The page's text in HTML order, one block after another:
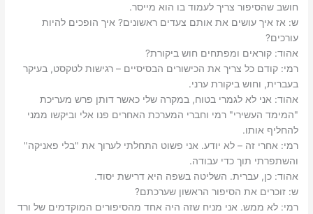
חושב שהסיפור צריך לעמוד בו הוא מייסר.‬
ש: ‫אז איך עושים את אותם צעדים ראשונים? איך הופכים להיות
עורכים?‬
אהוד: ‫קוראים ומפתחים חוש ביקורת?‬
רמי: ‫קודם כל צריך את הכישורים הבסיסיים – רגישות לטקסט, בעיקר
בעברית, וחוש ביקורת ערני.‬
אהוד: ‫אני לא לגמרי בטוח, במקרה שלי כאשר דותן פרש מעריכת
"המימד העשירי" רמי וחברי המערכת האחרים פנו אלי וביקשו ממני
להחליף אותו.‬
רמי: ‫אחרי זה – לא יודע. אני פשוט התחלתי לערוך את "בלי פאניקה"
והשתפרתי תוך כדי עבודה.‬
אהוד: ‫כן, עברית. השליטה בשפה היא דרישת יסוד.‬
ש: ‫זוכרים את הסיפור הראשון שערכתם?‬
רמי: ‫לא ממש. אני מניח שזה היה אחד מהסיפורים המוקדמים של ורד